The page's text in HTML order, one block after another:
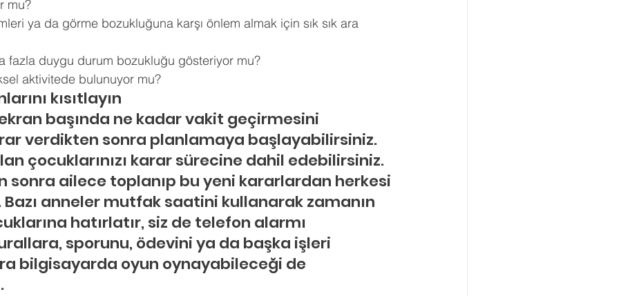
mu?
ya da görme bozukluğuna karşı önlem almak için sık sık ara
fazla duygu durum bozukluğu gösteriyor mu?
aktivitede bulunuyor mu?
kısıtlayın
başında ne kadar vakit geçirmesini
verdikten sonra planlamaya başlayabilirsiniz.
çocuklarınızı karar sürecine dahil edebilirsiniz.
sonra ailece toplanıp bu yeni kararlardan herkesi
anneler mutfak saatini kullanarak zamanın
hatırlatır, siz de telefon alarmı
sporunu, ödevini ya da başka işleri
bilgisayarda oyun oynayabileceği de